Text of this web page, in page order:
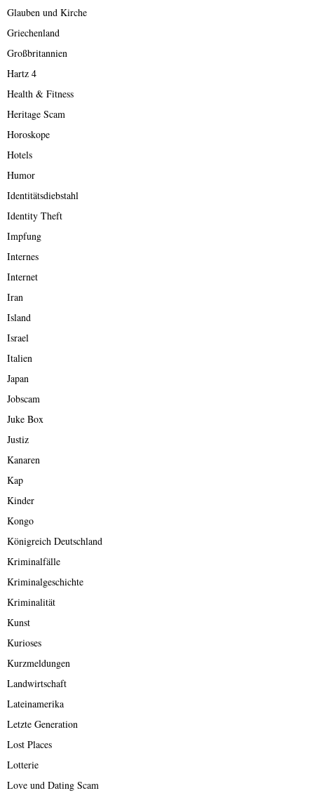
Glauben und Kirche
Griechenland
Großbritannien
Hartz 4
Health & Fitness
Heritage Scam
Horoskope
Hotels
Humor
Identitätsdiebstahl
Identity Theft
Impfung
Internes
Internet
Iran
Island
Israel
Italien
Japan
Jobscam
Juke Box
Justiz
Kanaren
Kap
Kinder
Kongo
Königreich Deutschland
Kriminalfälle
Kriminalgeschichte
Kriminalität
Kunst
Kurioses
Kurzmeldungen
Landwirtschaft
Lateinamerika
Letzte Generation
Lost Places
Lotterie
Love und Dating Scam